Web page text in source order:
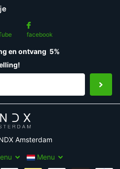
facebook
en ontvang 5%
Amsterdam
Menu